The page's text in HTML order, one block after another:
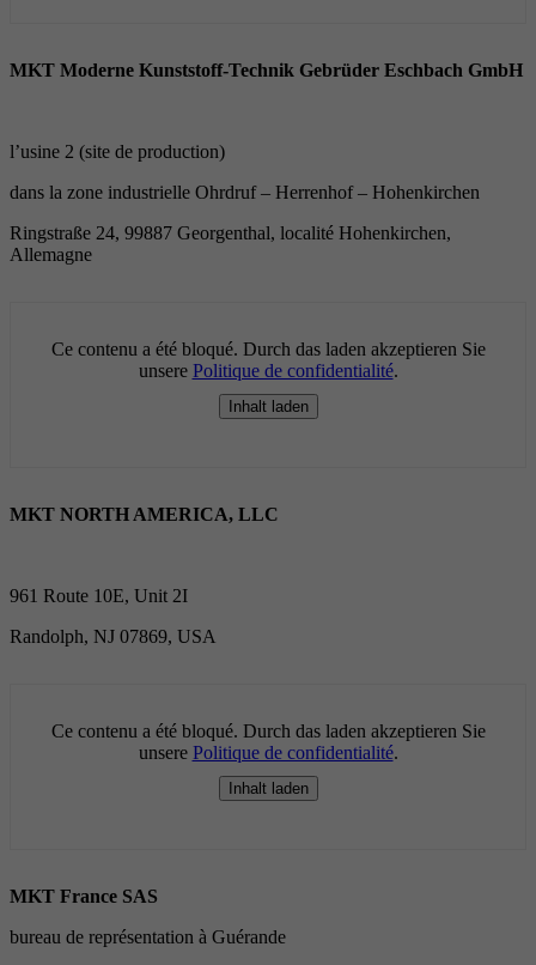
MKT Moderne Kunststoff-Technik Gebrüder Eschbach GmbH
l’usine 2 (site de production)
dans la zone industrielle Ohrdruf – Herrenhof – Hohenkirchen
Ringstraße 24, 99887 Georgenthal, localité Hohenkirchen,
Allemagne
Ce contenu a été bloqué. Durch das laden akzeptieren Sie
unsere Politique de confidentialité.
Inhalt laden
MKT NORTH AMERICA, LLC
961 Route 10E, Unit 2I
Randolph, NJ 07869, USA
Ce contenu a été bloqué. Durch das laden akzeptieren Sie
unsere Politique de confidentialité.
Inhalt laden
MKT France SAS
bureau de représentation à Guérande